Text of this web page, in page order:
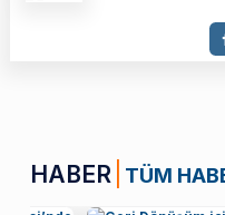
HABER TÜM